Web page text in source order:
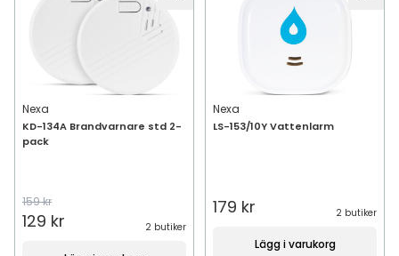
Nexa
KD-134A Brandvarnare std 2-
pack
159 kr
129 kr 2 butiker
Nexa
LS-153/10Y Vattenlarm
179 kr 2 butiker
Lägg i varukorg